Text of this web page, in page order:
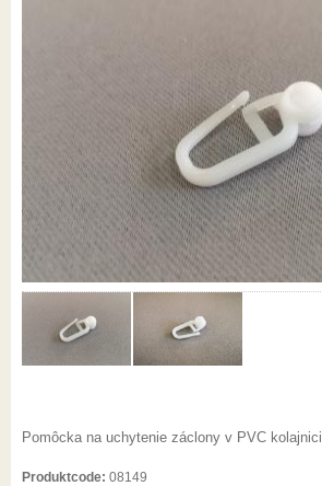
Pomôcka na uchytenie záclony v PVC kolajnici
Produktcode: 08149